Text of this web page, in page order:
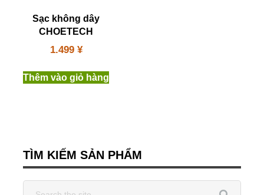
Sạc không dây
CHOETECH
1.499 ¥
Thêm vào giỏ hàng
TÌM KIẾM SẢN PHẨM